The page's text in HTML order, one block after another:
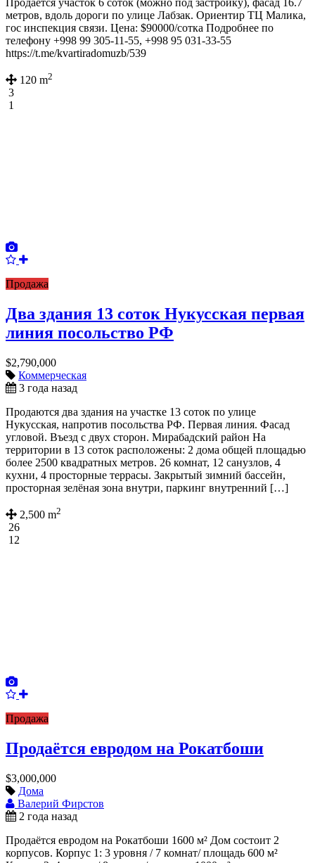
метров, вдоль дороги по улице Лабзак. Ориентир ТЦ Малика,
гос инспекция связи. Цена: $90000/сотка Подробнее по
телефону +998 99 305-11-55, +998 95 031-33-55
https://t.me/kvartiradomuzb/539
120 m2
3
1
Продажа
Два здания 13 соток Нукусская первая
линия посольство РФ
$2,790,000
Коммерческая
3 года назад
Продаются два здания на участке 13 соток по улице
Нукусская, напротив посольства РФ. Первая линия. Фасад
угловой. Въезд с двух сторон. Мирабадский район На
территории в 13 соток расположены: 2 дома общей площадью
более 2500 квадратных метров. 26 комнат, 12 санузлов, 4
кухни, 4 просторные террасы. Закрытый зимний бассейн,
просторная зелёная зона внутри, паркинг внутренний […]
2,500 m2
26
12
Продажа
Продаётся евродом на Рокатбоши
$3,000,000
Дома
Валерий Фирстов
2 года назад
Продаётся евродом на Рокатбоши 1600 м² Дом состоит 2
корпусов. Корпус 1: 3 уровня / 7 комнат/ площадь 600 м²